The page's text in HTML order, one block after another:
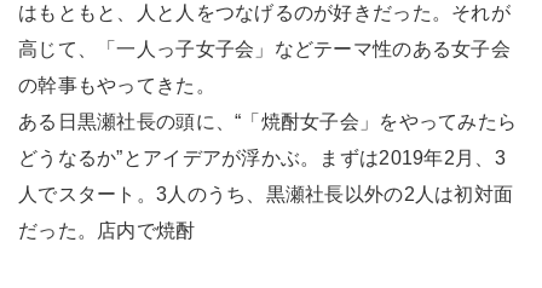
はもともと、人と人をつなげるのが好きだった。それが
高じて、「一人っ子女子会」などテーマ性のある女子会
の幹事もやってきた。
ある日黒瀬社長の頭に、“「焼酎女子会」をやってみたら
どうなるか”とアイデアが浮かぶ。まずは2019年2月、3
人でスタート。3人のうち、黒瀬社長以外の2人は初対面
だった。店内で焼酎